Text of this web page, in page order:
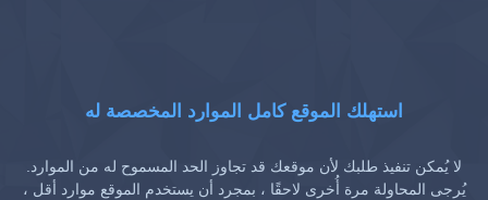
استهلك الموقع كامل الموارد المخصصة له
لا يُمكن تنفيذ طلبك لأن موقعك قد تجاوز الحد المسموح له من الموارد.
يُرجى المحاولة مرة أُخرى لاحقًا ، بمجرد أن يستخدم الموقع موارد أقل ،